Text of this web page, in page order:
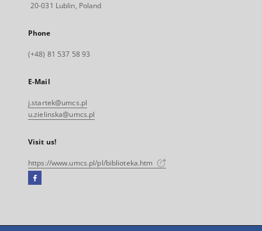
20-031 Lublin, Poland
Phone
(+48) 81 537 58 93
E-Mail
j.startek@umcs.pl
u.zielinska@umcs.pl
Visit us!
https://www.umcs.pl/pl/biblioteka.htm
Facebook
open